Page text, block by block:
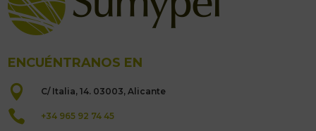
ENCUÉNTRANOS EN
 C/ Italia, 14. 03003, Alicante
 +34 965 92 74 45